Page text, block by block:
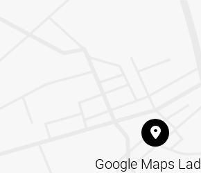
Google Maps